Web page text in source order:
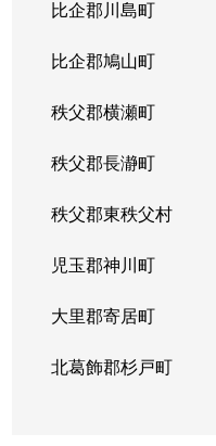
比企郡川島町
比企郡鳩山町
秩父郡横瀬町
秩父郡長瀞町
秩父郡東秩父村
児玉郡神川町
大里郡寄居町
北葛飾郡杉戸町